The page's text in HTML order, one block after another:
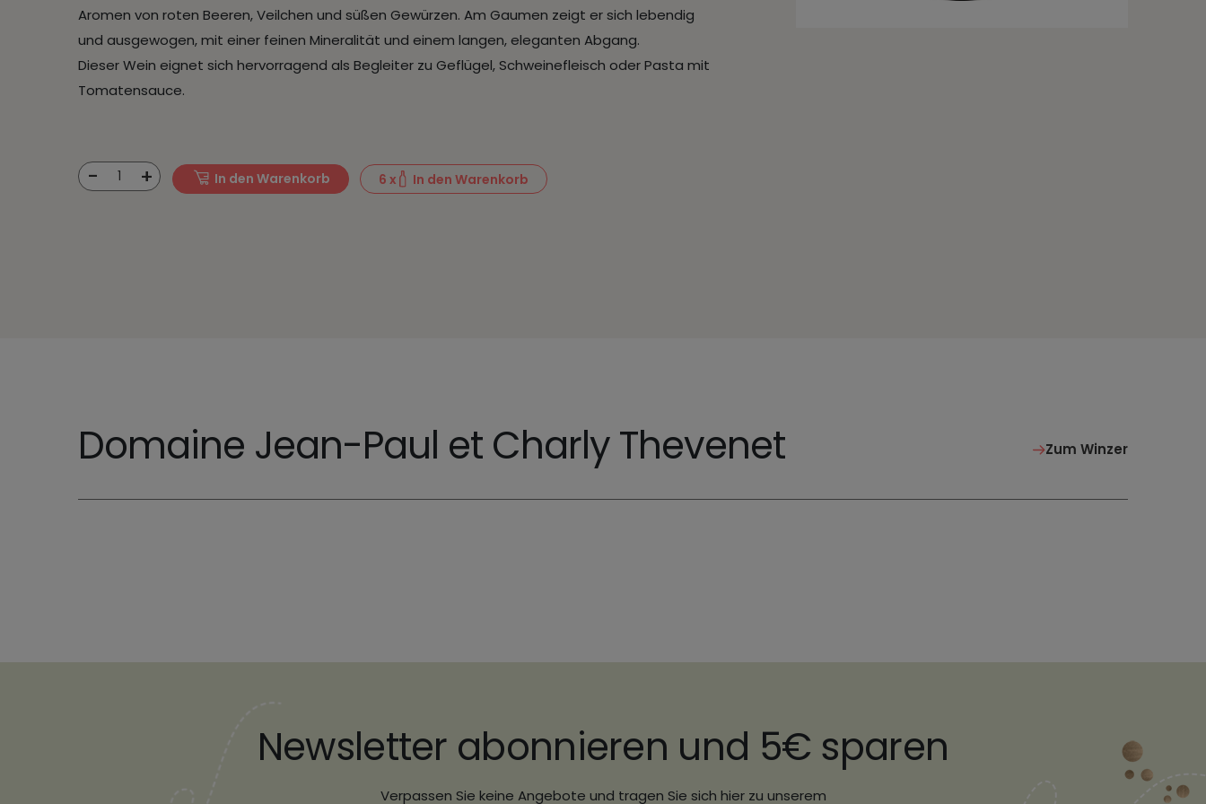
Aromen von roten Beeren, Veilchen und süßen Gewürzen. Am Gaumen zeigt er sich lebendig
und ausgewogen, mit einer feinen Mineralität und einem langen, eleganten Abgang.​
Dieser Wein eignet sich hervorragend als Begleiter zu Geflügel, Schweinefleisch oder Pasta mit
Tomatensauce.
- 1 + In den Warenkorb 6 x In den Warenkorb
Domaine Jean-Paul et Charly Thevenet Zum Winzer
Newsletter abonnieren und 5€ sparen
Verpassen Sie keine Angebote und tragen Sie sich hier zu unserem